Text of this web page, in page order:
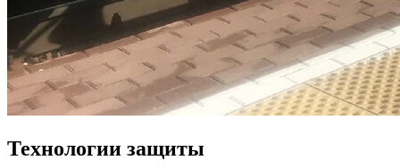
Технологии защиты